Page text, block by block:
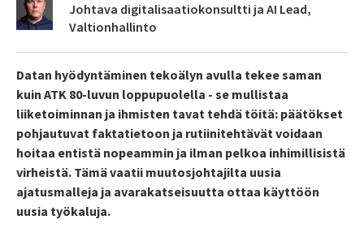
Johtava digitalisaatiokonsultti ja AI Lead,
Valtionhallinto
Datan hyödyntäminen tekoälyn avulla tekee saman
kuin ATK 80-luvun loppupuolella - se mullistaa
liiketoiminnan ja ihmisten tavat tehdä töitä: päätökset
pohjautuvat faktatietoon ja rutiinitehtävät voidaan
hoitaa entistä nopeammin ja ilman pelkoa inhimillisistä
virheistä. Tämä vaatii muutosjohtajilta uusia
ajatusmalleja ja avarakatseisuutta ottaa käyttöön
uusia työkaluja.